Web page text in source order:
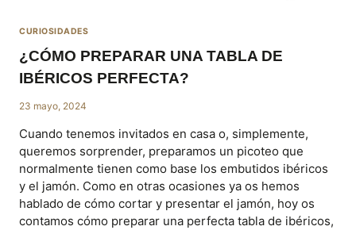
CURIOSIDADES
¿CÓMO PREPARAR UNA TABLA DE
IBÉRICOS PERFECTA?
23 mayo, 2024
Cuando tenemos invitados en casa o, simplemente,
queremos sorprender, preparamos un picoteo que
normalmente tienen como base los embutidos ibéricos
y el jamón. Como en otras ocasiones ya os hemos
hablado de cómo cortar y presentar el jamón, hoy os
contamos cómo preparar una perfecta tabla de ibéricos,